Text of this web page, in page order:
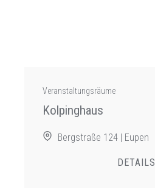
Veranstaltungsräume
Kolpinghaus
Bergstraße 124 | Eupen
DETAILS